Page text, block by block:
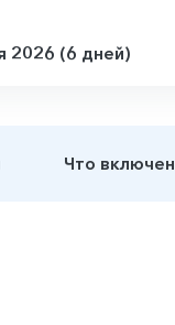
2026 (6 дней)
Что